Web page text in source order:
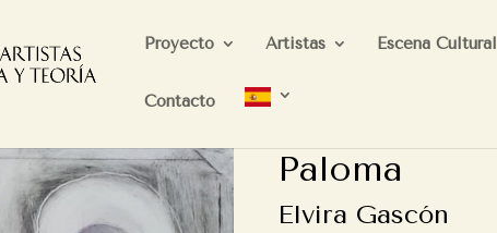
Proyecto Artistas Escena Cultural
Contacto
Paloma
Elvira Gascón